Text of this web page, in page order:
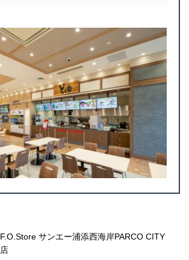
F.O.Store サンエー浦添西海岸PARCO CITY
店